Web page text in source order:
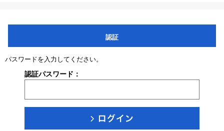
認証
パスワードを入力してください。
認証パスワード：